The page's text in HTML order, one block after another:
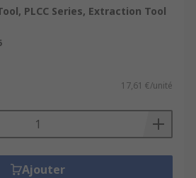
remove or insert in an
PLCC Series, Extraction Tool
17,61 €/unité
Ajouter